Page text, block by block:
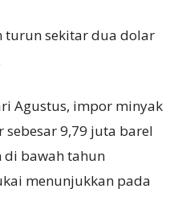
turun sekitar dua dolar
Agustus, impor minyak
sebesar 9,79 juta barel
di bawah tahun
menunjukkan pada